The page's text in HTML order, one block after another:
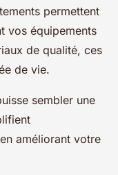
permettent
vos équipements
de qualité, ces
de vie.
sembler une
améliorant votre